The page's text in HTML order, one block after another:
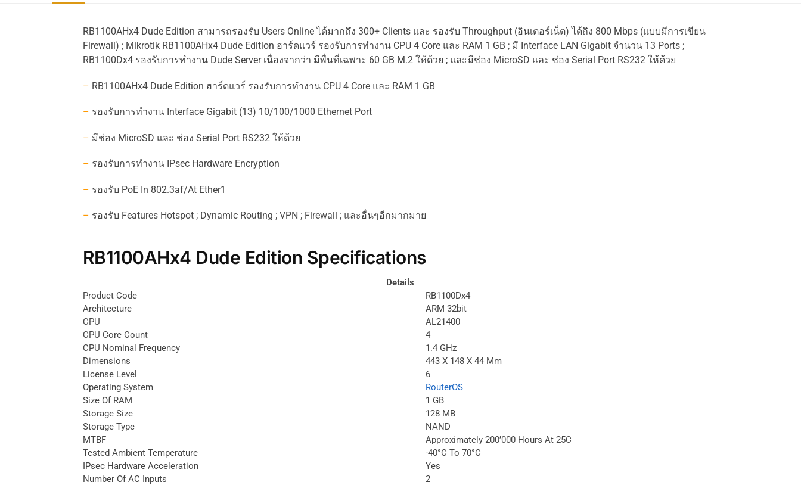
RB1100AHx4 Dude Edition สามารถรองรับ Users Onlineได้มากถึง 300+ Clients และ รองรับ Throughput (อินเตอร์เน็ต)ได้ถึง 800 Mbps (แบบมีการเขียน
Firewall) ; Mikrotik RB1100AHx4 Dude Edition ฮาร์ดแวร์ รองรับการทำงาน CPU 4 Core และ RAM 1 GB ; มี Interface LAN Gigabit จำนวน 13 Ports ;
RB1100Dx4 รองรับการทำงาน Dude Server เนื่องจากว่า มีพื่นที่เฉพาะ 60 GB M.2 ให้ด้วย ; และมีช่อง MicroSD และ ช่อง Serial Port RS232 ให้ด้วย
– RB1100AHx4 Dude Edition ฮาร์ดแวร์ รองรับการทำงาน CPU 4 Core และ RAM 1 GB
– รองรับการทำงานInterface Gigabit (13) 10/100/1000 Ethernet Port
– มีช่อง MicroSD และ ช่อง Serial Port RS232 ให้ด้วย
– รองรับการทำงานIPsec Hardware Encryption
– รองรับ PoE In 802.3af/at Ether1
– รองรับ Features Hotspot ; Dynamic Routing ; VPN ; Firewall ; และอื่นๆอีกมากมาย
RB1100AHx4 Dude Edition Specifications
Details
Product Code
RB1100Dx4
Architecture
ARM 32bit
CPU
AL21400
CPU Core Count
4
CPU Nominal Frequency
1.4 GHz
Dimensions
443 X 148 X 44 Mm
License Level
6
Operating System
RouterOS
Size Of RAM
1 GB
Storage Size
128 MB
Storage Type
NAND
MTBF
Approximately 200’000 Hours At 25C
Tested Ambient Temperature
-40°C To 70°C
IPsec Hardware Acceleration
Yes
Number Of AC Inputs
2